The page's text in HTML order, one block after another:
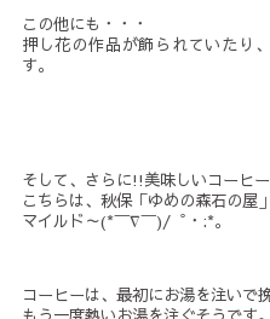
この他にも・・・
押し花の作品が飾られていたり
す。
そして、さらに!!美味しいコーヒ
こちらは、秋保「ゆめの森石の屋
マイルド～(*￣∇￣)/゜・:*。
コーヒーは、最初にお湯を注いで
もう一度熱いお湯を注ぐそうです